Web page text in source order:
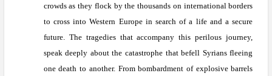
crowds as they flock by the thousands on international borders
to cross into Western Europe in search of a life and a secure
future. The tragedies that accompany this perilous journey,
speak deeply about the catastrophe that befell Syrians fleeing
one death to another. From bombardment of explosive barrels